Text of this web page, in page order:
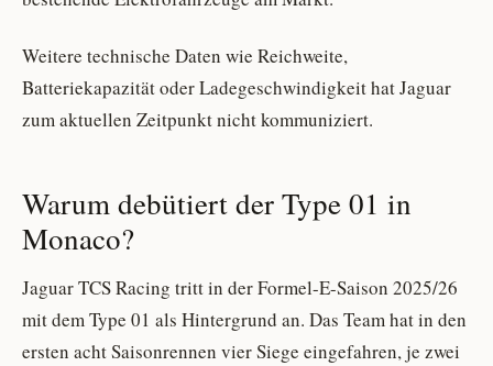
Weitere technische Daten wie Reichweite,
Batteriekapazität oder Ladegeschwindigkeit hat Jaguar
zum aktuellen Zeitpunkt nicht kommuniziert.
Warum debütiert der Type 01 in
Monaco?
Jaguar TCS Racing tritt in der Formel-E-Saison 2025/26
mit dem Type 01 als Hintergrund an. Das Team hat in den
ersten acht Saisonrennen vier Siege eingefahren, je zwei